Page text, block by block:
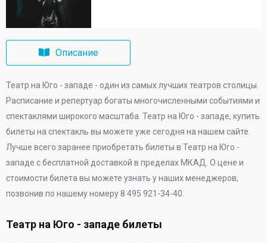
25 Сентября 2026
Билеты от 3000 р.
Описание
Театр на Юго - западе - один из самых лучших театров столицы.
Расписание и репертуар богаты многочисленными событиями и
спектаклями широкого масштаба. Театр на Юго - западе, купить
билеты на спектакль вы можете уже сегодня на нашем сайте.
Лучше всего заранее приобретать билеты в Театр на Юго -
западе с бесплатной доставкой в пределах МКАД. О цене и
стоимости билета вы можете узнать у наших менеджеров,
позвонив по нашему номеру 8 495 921-34-40.
Театр на Юго - западе билеты